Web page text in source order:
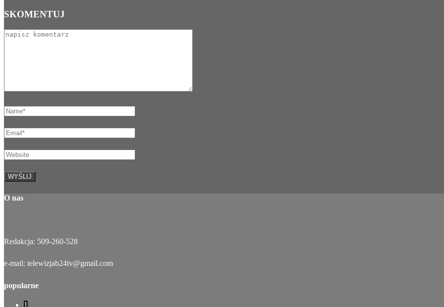
SKOMENTUJ
O nas
Redakcja: 509-260-528
e-mail: telewizjab24tv@gmail.com
popularne
1